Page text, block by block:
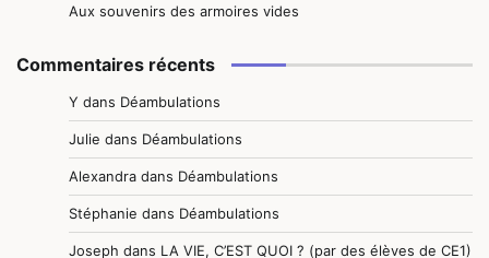
Aux souvenirs des armoires vides
Commentaires récents
Y dans Déambulations
Julie dans Déambulations
Alexandra dans Déambulations
Stéphanie dans Déambulations
Joseph dans LA VIE, C’EST QUOI ? (par des élèves de CE1)